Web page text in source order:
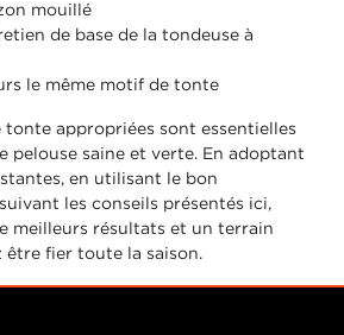
mouillé
de base de la tondeuse à
le même motif de tonte
tonte appropriées sont essentielles
pelouse saine et verte. En adoptant
en utilisant le bon
les conseils présentés ici,
meilleurs résultats et un terrain
fier toute la saison.